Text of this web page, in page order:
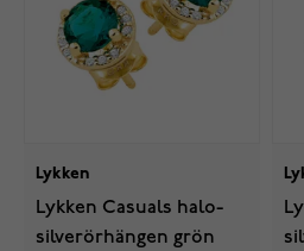
Lykken
Lykken Casuals halo-
silverörhängen grön